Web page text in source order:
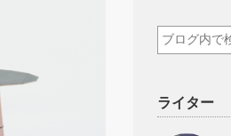
ライター